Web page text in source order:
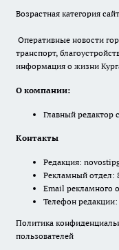
Возрастная категория
Оперативные новости
транспорт,
информация о жизни
О компании:
Главный редактор
Контакты
Редакция:
Рекламный отдел:
Email рекламного
Телефон редакции:
Политика
пользователей